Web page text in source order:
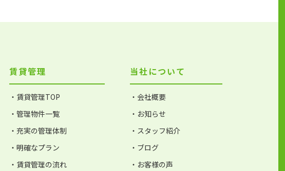
賃貸管理
・賃貸管理TOP
・管理物件一覧
・充実の管理体制
・明確なプラン
・賃貸管理の流れ
当社について
・会社概要
・お知らせ
・スタッフ紹介
・ブログ
・お客様の声